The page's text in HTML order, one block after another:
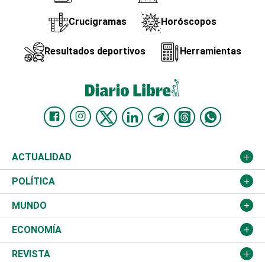
Crucigramas Horóscopos
Resultados deportivos Herramientas
ACTUALIDAD
Nacional
Ciudad
Educación
Salud
POLÍTICA
Partidos
JCE
TSE
MUNDO
Estados Unidos
América Latina
ECONOMÍA
Finanzas
REVISTA